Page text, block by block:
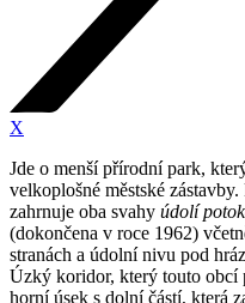
X
Jde o menší přírodní park,
velkoplošné městské
zahrnuje oba svahy údolí
(dokončena v roce 1962)
stranách a údolní nivu pod
Úzký koridor, který touto obcí
horní úsek s dolní částí, která